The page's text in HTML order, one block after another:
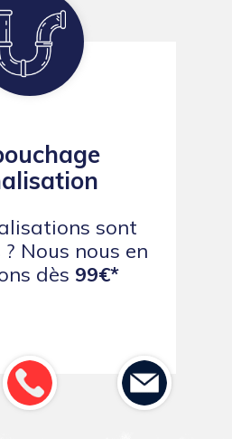
sont
Nous nous en
dès 99€*